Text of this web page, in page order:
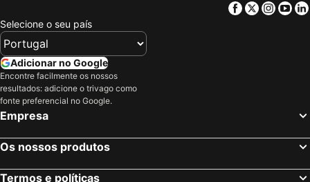
Facebook
Twitter
Selecione o seu país
Adicionar no Google
Encontre facilmente os nossos
resultados: adicione o trivago como
fonte preferencial no Google.
Empresa
Os nossos produtos
Termos e políticas